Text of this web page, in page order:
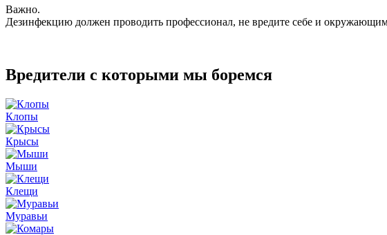
Важно.
Дезинфекцию должен проводить профессионал, не вредите себе и
Вредители с которыми мы боремся
Клопы
Крысы
Мыши
Клещи
Муравьи